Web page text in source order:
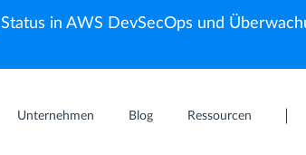
Status in AWS DevSecOps und
Unternehmen Blog Ressourcen